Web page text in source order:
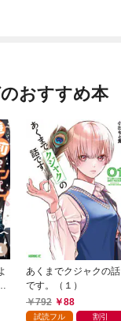
おすすめ本
あくまでクジャクの話
です。（１）
792
88
試読フル 割引